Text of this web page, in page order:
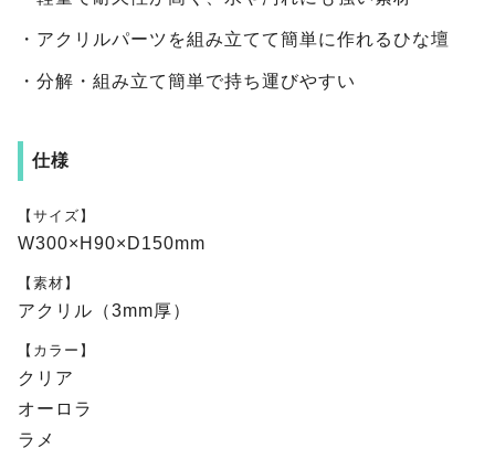
・アクリルパーツを組み立てて簡単に作れるひな壇
・分解・組み立て簡単で持ち運びやすい
仕様
【サイズ】
W300×H90×D150mm
【素材】
アクリル（3mm厚）
【カラー】
クリア
オーロラ
ラメ